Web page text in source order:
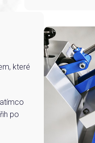
které
po